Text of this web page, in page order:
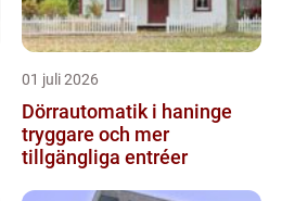
01 juli 2026
Dörrautomatik i haninge
tryggare och mer
tillgängliga entréer